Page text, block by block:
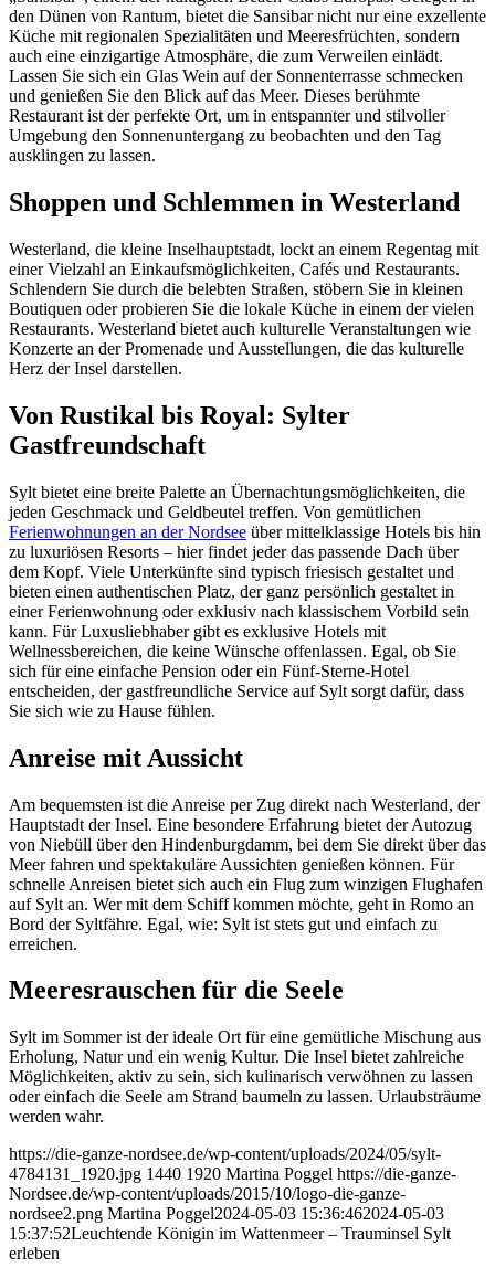
den Dünen von Rantum, bietet die Sansibar nicht nur eine exzellente
Küche mit regionalen Spezialitäten und Meeresfrüchten, sondern
auch eine einzigartige Atmosphäre, die zum Verweilen einlädt.
Lassen Sie sich ein Glas Wein auf der Sonnenterrasse schmecken
und genießen Sie den Blick auf das Meer. Dieses berühmte
Restaurant ist der perfekte Ort, um in entspannter und stilvoller
Umgebung den Sonnenuntergang zu beobachten und den Tag
ausklingen zu lassen.
Shoppen und Schlemmen in Westerland
Westerland, die kleine Inselhauptstadt, lockt an einem Regentag mit
einer Vielzahl an Einkaufsmöglichkeiten, Cafés und Restaurants.
Schlendern Sie durch die belebten Straßen, stöbern Sie in kleinen
Boutiquen oder probieren Sie die lokale Küche in einem der vielen
Restaurants. Westerland bietet auch kulturelle Veranstaltungen wie
Konzerte an der Promenade und Ausstellungen, die das kulturelle
Herz der Insel darstellen.
Von Rustikal bis Royal: Sylter
Gastfreundschaft
Sylt bietet eine breite Palette an Übernachtungsmöglichkeiten, die
jeden Geschmack und Geldbeutel treffen. Von gemütlichen
Ferienwohnungen an der Nordsee über mittelklassige Hotels bis hin
zu luxuriösen Resorts – hier findet jeder das passende Dach über
dem Kopf. Viele Unterkünfte sind typisch friesisch gestaltet und
bieten einen authentischen Platz, der ganz persönlich gestaltet in
einer Ferienwohnung oder exklusiv nach klassischem Vorbild sein
kann. Für Luxusliebhaber gibt es exklusive Hotels mit
Wellnessbereichen, die keine Wünsche offenlassen. Egal, ob Sie
sich für eine einfache Pension oder ein Fünf-Sterne-Hotel
entscheiden, der gastfreundliche Service auf Sylt sorgt dafür, dass
Sie sich wie zu Hause fühlen.
Anreise mit Aussicht
Am bequemsten ist die Anreise per Zug direkt nach Westerland, der
Hauptstadt der Insel. Eine besondere Erfahrung bietet der Autozug
von Niebüll über den Hindenburgdamm, bei dem Sie direkt über das
Meer fahren und spektakuläre Aussichten genießen können. Für
schnelle Anreisen bietet sich auch ein Flug zum winzigen Flughafen
auf Sylt an. Wer mit dem Schiff kommen möchte, geht in Romo an
Bord der Syltfähre. Egal, wie: Sylt ist stets gut und einfach zu
erreichen.
Meeresrauschen für die Seele
Sylt im Sommer ist der ideale Ort für eine gemütliche Mischung aus
Erholung, Natur und ein wenig Kultur. Die Insel bietet zahlreiche
Möglichkeiten, aktiv zu sein, sich kulinarisch verwöhnen zu lassen
oder einfach die Seele am Strand baumeln zu lassen. Urlaubsträume
werden wahr.
https://die-ganze-nordsee.de/wp-content/uploads/2024/05/sylt-
4784131_1920.jpg 1440 1920 Martina Poggel https://die-ganze-
Nordsee.de/wp-content/uploads/2015/10/logo-die-ganze-
nordsee2.png Martina Poggel2024-05-03 15:36:462024-05-03
15:37:52Leuchtende Königin im Wattenmeer – Trauminsel Sylt
erleben